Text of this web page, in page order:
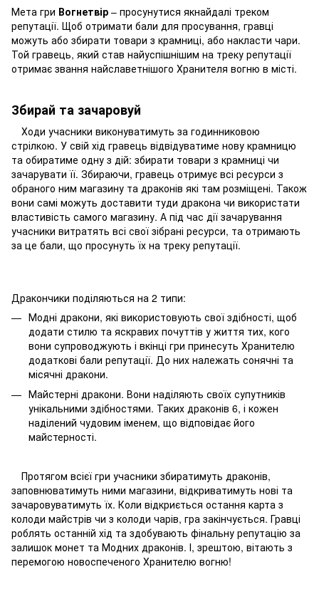
Мета гри Вогнетвір – просунутися якнайдалі треком
репутації. Щоб отримати бали для просування, гравці
можуть або збирати товари з крамниці, або накласти чари.
Той гравець, який став найуспішнішим на треку репутації
отримає звання найславетнішого Хранителя вогню в місті.
Збирай та зачаровуй
Ходи учасники виконуватимуть за годинниковою
стрілкою. У свій хід гравець відвідуватиме нову крамницю
та обиратиме одну з дій: збирати товари з крамниці чи
зачарувати її. Збираючи, гравець отримує всі ресурси з
обраного ним магазину та драконів які там розміщені. Також
вони самі можуть доставити туди дракона чи використати
властивість самого магазину. А під час дії зачарування
учасники витратять всі свої зібрані ресурси, та отримають
за це бали, що просунуть їх на треку репутації.
Дракончики поділяються на 2 типи:
Модні дракони, які використовують свої здібності, щоб
додати стилю та яскравих почуттів у життя тих, кого
вони супроводжують і вкінці гри принесуть Хранителю
додаткові бали репутації. До них належать сонячні та
місячні дракони.
Майстерні дракони. Вони наділяють своїх супутників
унікальними здібностями. Таких драконів 6, і кожен
наділений чудовим іменем, що відповідає його
майстерності.
Протягом всієї гри учасники збиратимуть драконів,
заповнюватимуть ними магазини, відкриватимуть нові та
зачаровуватимуть їх. Коли відкриється остання карта з
колоди майстрів чи з колоди чарів, гра закінчується. Гравці
роблять останній хід та здобувають фінальну репутацію за
залишок монет та Модних драконів. І, зрештою, вітають з
перемогою новоспеченого Хранителю вогню!